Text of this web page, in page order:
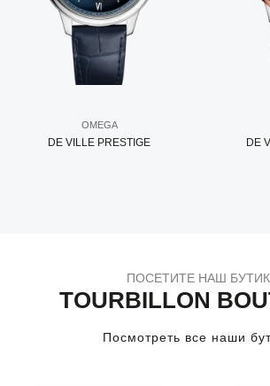
OMEGA
DE VILLE PRESTIGE DE
ПОСЕТИТЕ НАШ БУТИК
TOURBILLON
Посмотреть все наши